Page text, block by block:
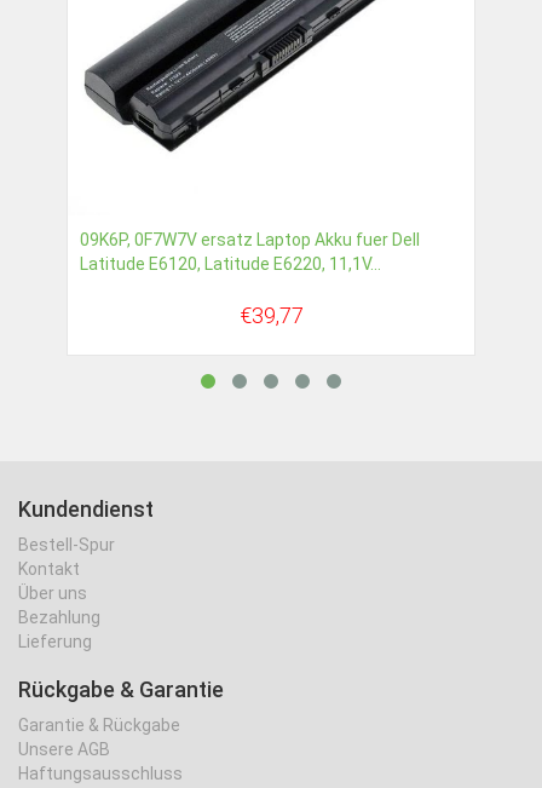
09K6P, 0F7W7V ersatz Laptop Akku fuer Dell
Latitude E6120, Latitude E6220, 11,1V...
€39,77
Kundendienst
Bestell-Spur
Kontakt
Über uns
Bezahlung
Lieferung
Rückgabe & Garantie
Garantie & Rückgabe
Unsere AGB
Haftungsausschluss